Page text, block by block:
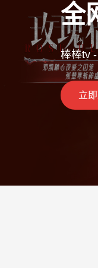
全
棒棒tv
立